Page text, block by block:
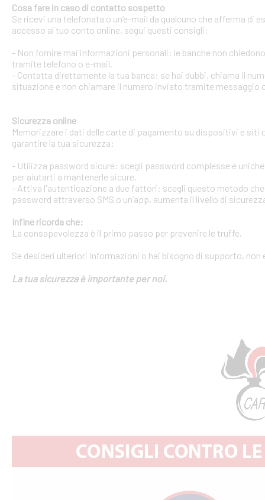
Cosa fare in caso di contatto sospetto
Se ricevi una telefonata o un’e-mail da qualcuno che afferma di
accesso al tuo conto online, segui questi consigli:
- Non fornire mai informazioni personali: le banche non
tramite telefono o e-mail.
- Contatta direttamente la tua banca: se hai dubbi, chiama il
situazione e non chiamare il numero inviato tramite messaggio
Sicurezza online
Memorizzare i dati delle carte di pagamento su dispositivi e
garantire la tua sicurezza:
- Utilizza password sicure: scegli password complesse e
per aiutarti a mantenerle sicure.
- Attiva l'autenticazione a due fattori: scegli questo metodo
password attraverso SMS o un’app, aumenta il livello di
Infine ricorda che:
La consapevolezza è il primo passo per prevenire le truffe.
Se desideri ulteriori informazioni o hai bisogno di supporto,
La tua sicurezza è importante per noi.